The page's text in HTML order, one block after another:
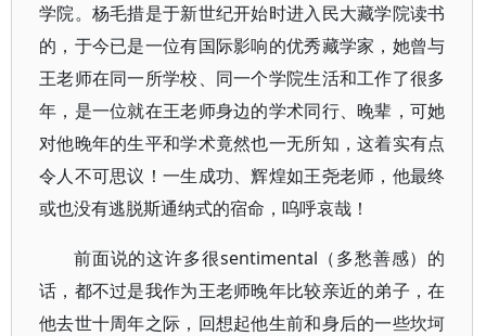
学院。杨毛措是于新世纪开始时进入民大藏学院读书
的，于今已是一位有国际影响的优秀藏学家，她曾与
王老师在同一所学校、同一个学院生活和工作了很多
年，是一位就在王老师身边的学术同行、晚辈，可她
对他晚年的生平和学术竟然也一无所知，这着实有点
令人不可思议！一生成功、辉煌如王尧老师，他最终
或也没有逃脱斯通纳式的宿命，呜呼哀哉！
前面说的这许多很sentimental（多愁善感）的
话，都不过是我作为王老师晚年比较亲近的弟子，在
他去世十周年之际，回想起他生前和身后的一些坎坷